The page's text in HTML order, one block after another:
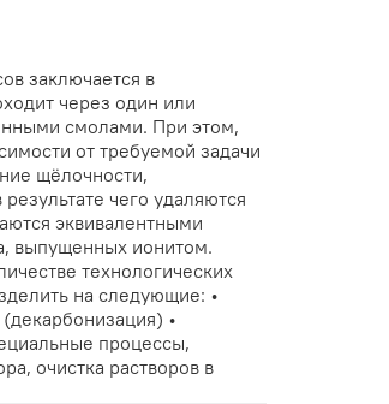
заключается в
через один или
смолами. При этом,
от требуемой задачи
щёлочности,
чего удаляются
эквивалентными
выпущенных ионитом.
технологических
на следующие: •
•
процессы,
очистка растворов в